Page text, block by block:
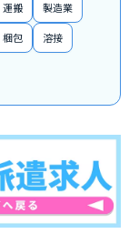
運搬 製造業
梱包 溶接